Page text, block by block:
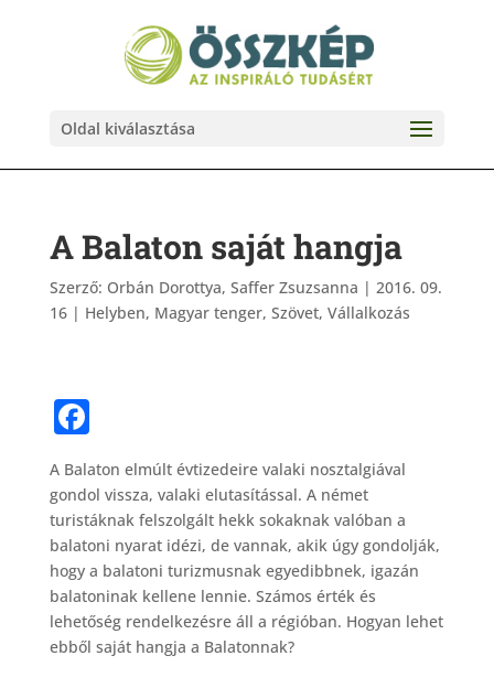
Oldal kiválasztása
A Balaton saját hangja
Szerző: Orbán Dorottya, Saffer Zsuzsanna | 2016. 09.
16| Helyben, Magyar tenger, Szövet, Vállalkozás
F
a
c
e
b
o
o
k
A Balaton elmúlt évtizedeire valaki nosztalgiával
gondol vissza, valaki elutasítással. A német
turistáknak felszolgált hekk sokaknak valóban a
balatoni nyarat idézi, de vannak, akik úgy gondolják,
hogy a balatoni turizmusnak egyedibbnek, igazán
balatoninak kellene lennie. Számos érték és
lehetőség rendelkezésre áll a régióban. Hogyan lehet
ebből saját hangja a Balatonnak?